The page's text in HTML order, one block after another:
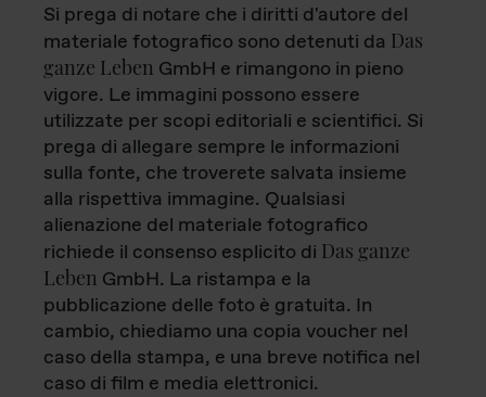
Si prega di notare che i diritti d'autore del
materiale fotografico sono detenuti da Das
ganze Leben GmbH e rimangono in pieno
vigore. Le immagini possono essere
utilizzate per scopi editoriali e scientifici. Si
prega di allegare sempre le informazioni
sulla fonte, che troverete salvata insieme
alla rispettiva immagine. Qualsiasi
alienazione del materiale fotografico
richiede il consenso esplicito di Das ganze
Leben GmbH. La ristampa e la
pubblicazione delle foto è gratuita. In
cambio, chiediamo una copia voucher nel
caso della stampa, e una breve notifica nel
caso di film e media elettronici.